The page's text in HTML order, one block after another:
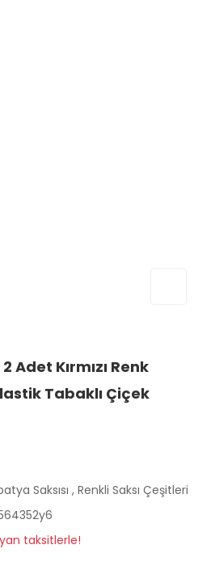
Adet Kırmızı Renk
Tabaklı Çiçek
Saksısı ,Renkli Saksı Çeşitleri
taksitlerle!